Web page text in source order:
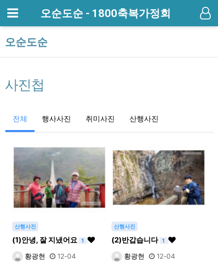
메뉴 오순도순 - 1800축복가정회
오순도순
사진첩
전체 행사사진 취미사진 산행사진
산행사진
(1)안녕, 잘 지냈어요 1
황광현
12-04
산행사진
(2)반갑습니다 1
황광현
12-04